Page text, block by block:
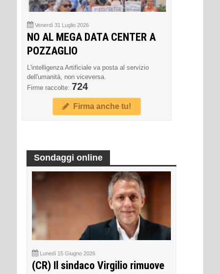
Venerdì 31 Luglio 2026
NO AL MEGA DATA CENTER A
POZZAGLIO
L'intelligenza Artificiale va posta al servizio
dell'umanità, non viceversa.
Firme raccolte: 724
Firma anche tu!
Sondaggi online
Lunedì 15 Giugno 2026
(CR) Il sindaco Virgilio rimuove